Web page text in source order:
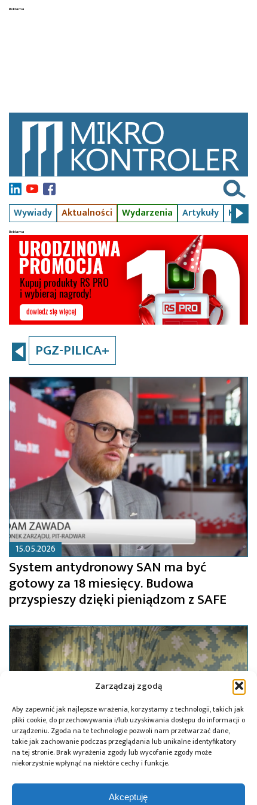
Zarządzaj zgodą
Aby zapewnić jak najlepsze wrażenia, korzystamy z technologii, takich jak
pliki cookie, do przechowywania i/lub uzyskiwania dostępu do informacji o
urządzeniu. Zgoda na te technologie pozwoli nam przetwarzać dane,
takie jak zachowanie podczas przeglądania lub unikalne identyfikatory
na tej stronie. Brak wyrażenia zgody lub wycofanie zgody może
niekorzystnie wpłynąć na niektóre cechy i funkcje.
Akceptuję
Wywiady Aktualności Wydarzenia Artykuły Kursy
PGZ-PILICA+
15.05.2026
System antydronowy SAN ma być
gotowy za 18 miesięcy. Budowa
przyspieszy dzięki pieniądzom z SAFE